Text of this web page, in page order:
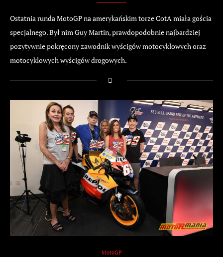
Ostatnia runda MotoGP na amerykańskim torze CotA miała gościa
specjalnego. Był nim Guy Martin, prawdopodobnie najbardziej
pozytywnie pokręcony zawodnik wyścigów motocyklowych oraz
motocyklowych wyścigów drogowych.
MotoGP